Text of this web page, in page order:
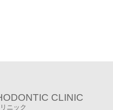
CLINIC
ニック